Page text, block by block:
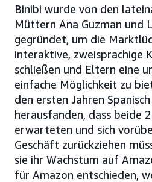
Binibi wurde von den
Müttern Ana Guzman und
gegründet, um die
interaktive, zweisprachige
schließen und Eltern eine
einfache Möglichkeit zu
den ersten Jahren
herausfanden, dass beide
erwarteten und sich
Geschäft zurückziehen
sie ihr Wachstum auf
für Amazon entschieden,